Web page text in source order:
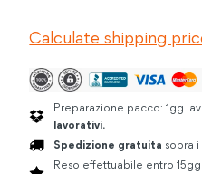
quantità
Calculate shipping
Preparazione pacco: 1gg
lavorativi.
Spedizione gratuita sopra
Reso effettuabile entro